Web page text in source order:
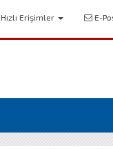
Hızlı Erişimler E-